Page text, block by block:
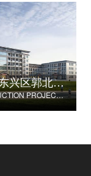
内江市东兴区郭北养老服务中心建设项目
CONSTRUCTION PROJECT OF GUOBEI ELDERLY SERVICE CENTER IN DONGXING DISTRICT, NEIJIANG CITY